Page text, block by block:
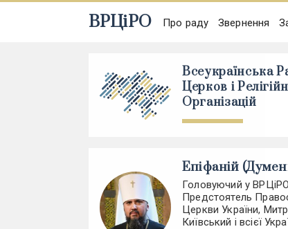
ВРЦіРО Про раду Звернення
Всеукраїнська
Церков і
Організацій
Епіфаній
Головуючий у
Предстоятель
Церкви України,
Київський і всієї